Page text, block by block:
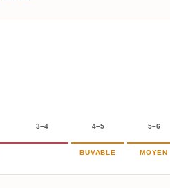
3–4 4–5 5–6
BUVABLE MOYEN